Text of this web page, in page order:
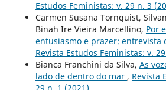
Estudos Feministas: v. 29 n. 3
Carmen Susana Tornquist,
Binah Ire Vieira Marcellino, Por
entusiasmo e prazer: entrevista
Revista Estudos Feministas: v.
Bianca Franchini da Silva, As
lado de dentro do mar , Revista